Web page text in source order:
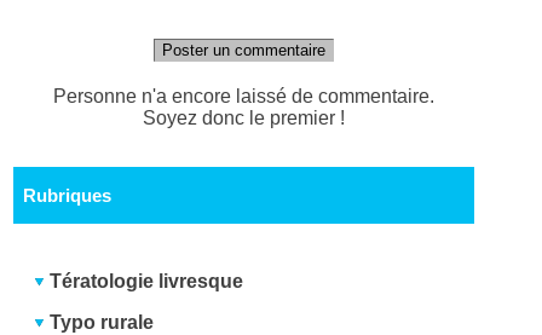
Poster un commentaire
Personne n'a encore laissé de commentaire.
Soyez donc le premier !
Rubriques
Tératologie livresque
Typo rurale